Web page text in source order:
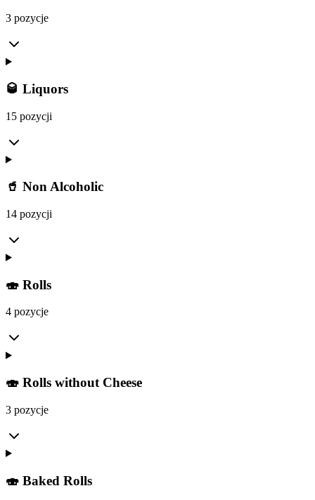
3 pozycje
🥃 Liquors
15 pozycji
🥤 Non Alcoholic
14 pozycji
🍣 Rolls
4 pozycje
🍣 Rolls without Cheese
3 pozycje
🍣 Baked Rolls